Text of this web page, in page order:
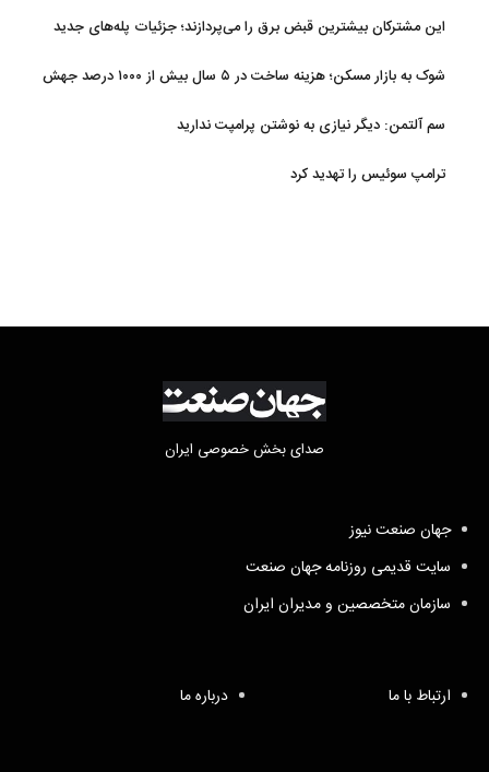
این مشترکان بیشترین قبض برق را می‌پردازند؛ جزئیات پله‌های جدید
شوک به بازار مسکن؛ هزینه ساخت در ۵ سال بیش از ۱۰۰۰ درصد جهش
سم آلتمن: دیگر نیازی به نوشتن پرامپت ندارید
ترامپ سوئیس را تهدید کرد
صدای بخش خصوصی ایران
جهان صنعت نیوز
سایت قدیمی روزنامه جهان صنعت
سازمان متخصصین و مدیران ایران
ارتباط با ما درباره ما